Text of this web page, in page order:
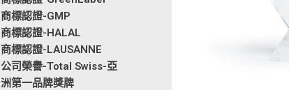
商標認證-GMP
商標認證-HALAL
商標認證-LAUSANNE
公司榮譽-Total Swiss-亞
洲第一品牌獎牌